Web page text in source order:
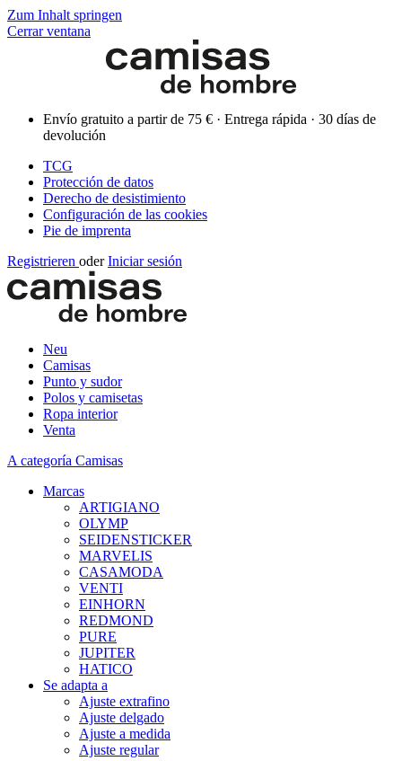
Zum Inhalt springen
Cerrar ventana
Envío gratuito a partir de 75 € · Entrega rápida · 30 días de
devolución
TCG
Protección de datos
Derecho de desistimiento
Configuración de las cookies
Pie de imprenta
Registrieren oder Iniciar sesión
Neu
Camisas
Punto y sudor
Polos y camisetas
Ropa interior
Venta
A categoría Camisas
Marcas
ARTIGIANO
OLYMP
SEIDENSTICKER
MARVELIS
CASAMODA
VENTI
EINHORN
REDMOND
PURE
JUPITER
HATICO
Se adapta a
Ajuste extrafino
Ajuste delgado
Ajuste a medida
Ajuste regular